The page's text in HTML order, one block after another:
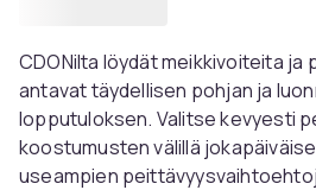
CDONilta löydät meikkivoiteita
antavat täydellisen pohjan ja
lopputuloksen. Valitse kevyesti
koostumusten välillä
useampien